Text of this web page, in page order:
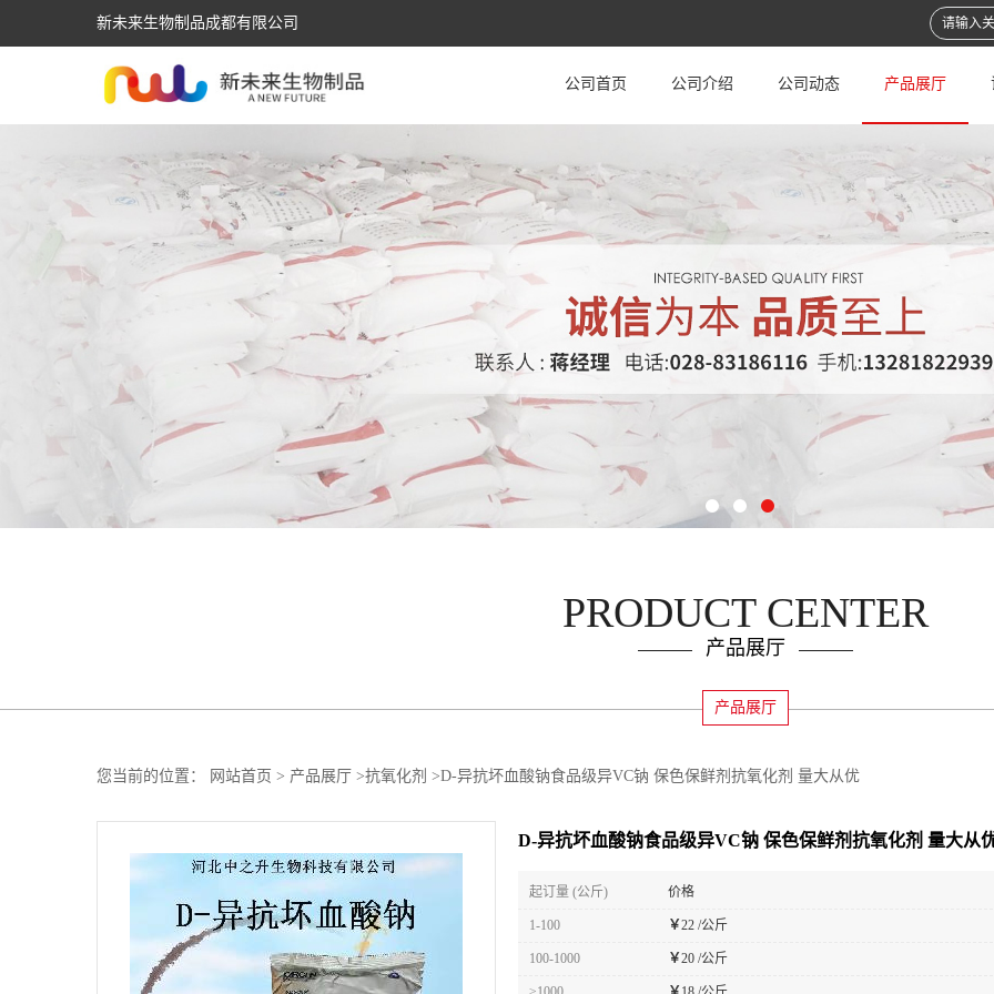
新未来生物制品成都有限公司
公司首页 公司介绍 公司动态 产品展厅
PRODUCT CENTER
产品展厅
产品展厅
您当前的位置： 网站首页 > 产品展厅 >抗氧化剂 >D-异抗坏血酸钠食品级异VC钠 保色保鲜剂抗氧化剂 量大从优
D-异抗坏血酸钠食品级异VC钠 保色保鲜剂抗氧化剂 量大从
起订量 (公斤) 价格
1-100 ￥22 /公斤
100-1000 ￥20 /公斤